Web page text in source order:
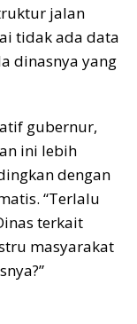
jalan
tidak ada data
dinasnya yang
gubernur,
ini lebih
dengan
“Terlalu
terkait
masyarakat